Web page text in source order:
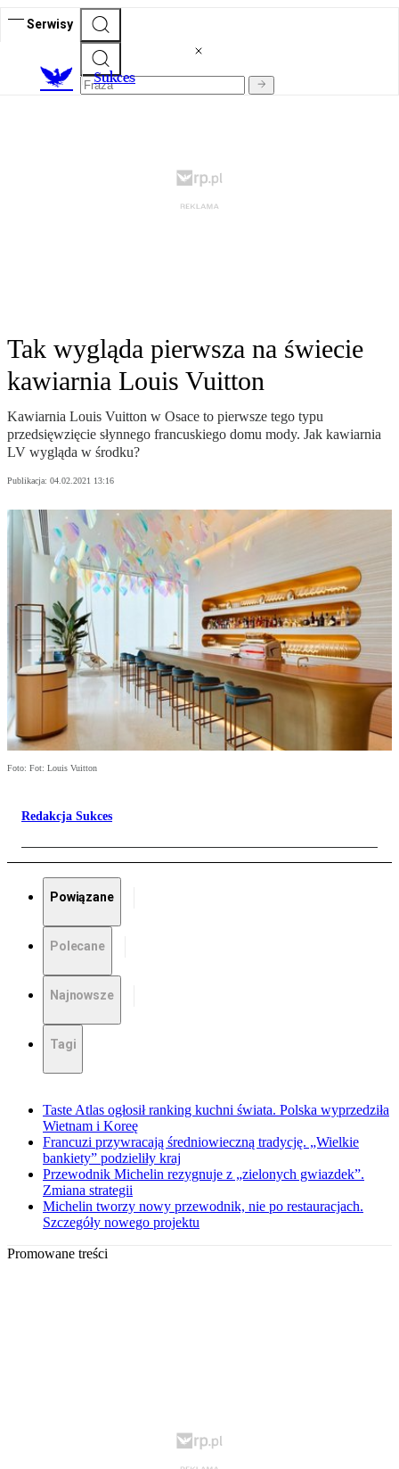
Serwisy
Sukces
Tak wygląda pierwsza na świecie
kawiarnia Louis Vuitton
Kawiarnia Louis Vuitton w Osace to pierwsze tego typu
przedsięwzięcie słynnego francuskiego domu mody. Jak kawiarnia
LV wygląda w środku?
Publikacja: 04.02.2021 13:16
Foto: Fot: Louis Vuitton
Redakcja Sukces
Powiązane
Polecane
Najnowsze
Tagi
Taste Atlas ogłosił ranking kuchni świata. Polska wyprzedziła
Wietnam i Koreę
Francuzi przywracają średniowieczną tradycję. „Wielkie
bankiety” podzieliły kraj
Przewodnik Michelin rezygnuje z „zielonych gwiazdek”.
Zmiana strategii
Michelin tworzy nowy przewodnik, nie po restauracjach.
Szczegóły nowego projektu
Promowane treści